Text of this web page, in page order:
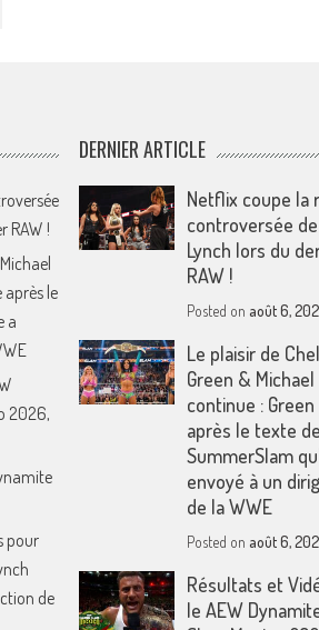
RAW !
après le
a
2026,
pour
de
DERNIER ARTICLE
Netflix coupe la
controversée
Lynch lors du
RAW !
Posted on août 6,
Le plaisir de
Green & Michael
continue :
après le texte de
SummerSlam
envoyé à un
de la WWE
Posted on août 6,
Résultats et
le AEW